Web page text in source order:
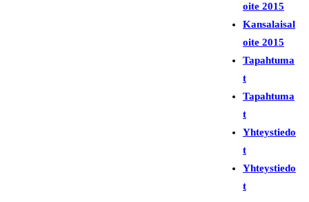
oite 2015
Kansalaisal
oite 2015
Tapahtuma
t
Tapahtuma
t
Yhteystiedo
t
Yhteystiedo
t